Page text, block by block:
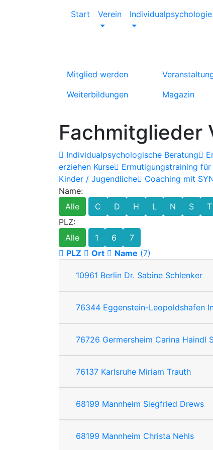
Start Verein Individualpsychologie
Mitglied werden
Weiterbildungen
Magazin
Fachmitglieder
Individualpsychologische Beratung
erziehen Kurse
Ermutigungstraining für
Kinder / Jugendliche
Coaching mit
Name:
Alle
C D H L N S
T
PLZ:
Alle
1 6
7
PLZ
Ort Name (7)
10961 Berlin Dr. Sabine Schlenker
76344 Eggenstein-Leopoldshafen
76726 Germersheim Carina Haindl
76137 Karlsruhe Miriam Trauth
68199 Mannheim Siegfried Drews
68199 Mannheim Christa Nehls